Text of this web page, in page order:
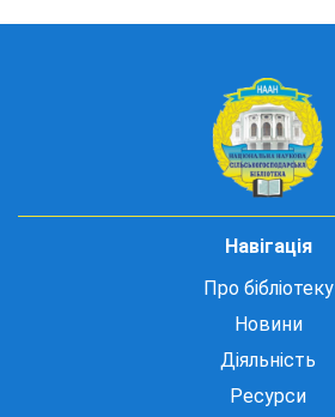
Навігація
Про бібліотеку
Новини
Діяльність
Ресурси